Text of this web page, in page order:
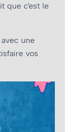
que c’est le
une
vos